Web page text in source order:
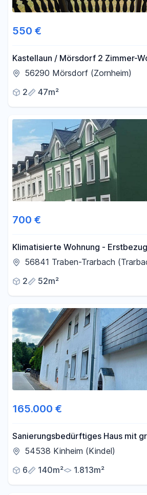
550 €
Kastellaun / Mörsdorf 2 Zimmer-
56290 Mörsdorf (Zornheim)
2
47m²
700 €
Klimatisierte Wohnung -
Kernsanierung
56841 Traben-Trarbach
2
52m²
165.000 €
Sanierungsbedürftiges Haus mit
54538 Kinheim (Kindel)
6
140m² 1.813m²